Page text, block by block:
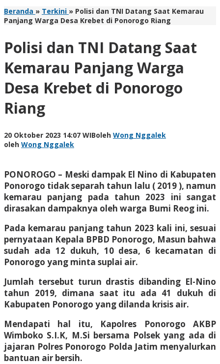
Beranda » Terkini » Polisi dan TNI Datang Saat Kemarau
Panjang Warga Desa Krebet di Ponorogo Riang
Polisi dan TNI Datang Saat
Kemarau Panjang Warga
Desa Krebet di Ponorogo
Riang
20 Oktober 2023 14:07 WIBoleh Wong Nggalek
oleh Wong Nggalek
PONOROGO – Meski dampak El Nino di Kabupaten
Ponorogo tidak separah tahun lalu ( 2019 ), namun
kemarau panjang pada tahun 2023 ini sangat
dirasakan dampaknya oleh warga Bumi Reog ini.
Pada kemarau panjang tahun 2023 kali ini, sesuai
pernyataan Kepala BPBD Ponorogo, Masun bahwa
sudah ada 12 dukuh, 10 desa, 6 kecamatan di
Ponorogo yang minta suplai air.
Jumlah tersebut turun drastis dibanding El-Nino
tahun 2019, dimana saat itu ada 41 dukuh di
Kabupaten Ponorogo yang dilanda krisis air.
Mendapati hal itu, Kapolres Ponorogo AKBP
Wimboko S.I.K, M.Si bersama Polsek yang ada di
jajaran Polres Ponorogo Polda Jatim menyalurkan
bantuan air bersih.